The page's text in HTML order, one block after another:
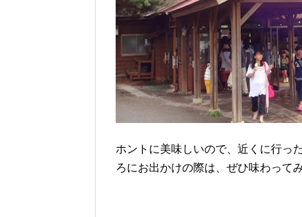
ホントに美味しいので、近くに行っ
ろにお出かけの際は、ぜひ味わって